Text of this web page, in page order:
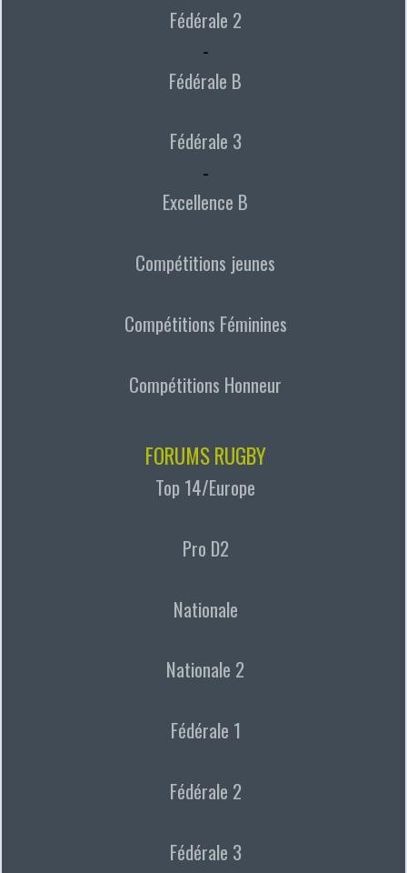
Fédérale 2
-
Fédérale B
Fédérale 3
-
Excellence B
Compétitions jeunes
Compétitions Féminines
Compétitions Honneur
FORUMS RUGBY
Top 14/Europe
Pro D2
Nationale
Nationale 2
Fédérale 1
Fédérale 2
Fédérale 3